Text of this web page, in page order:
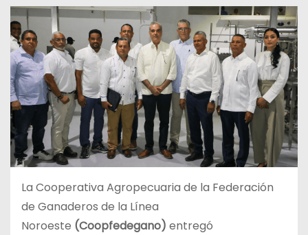
La Cooperativa Agropecuaria de la Federación
de Ganaderos de la Línea
Noroeste (Coopfedegano) entregó